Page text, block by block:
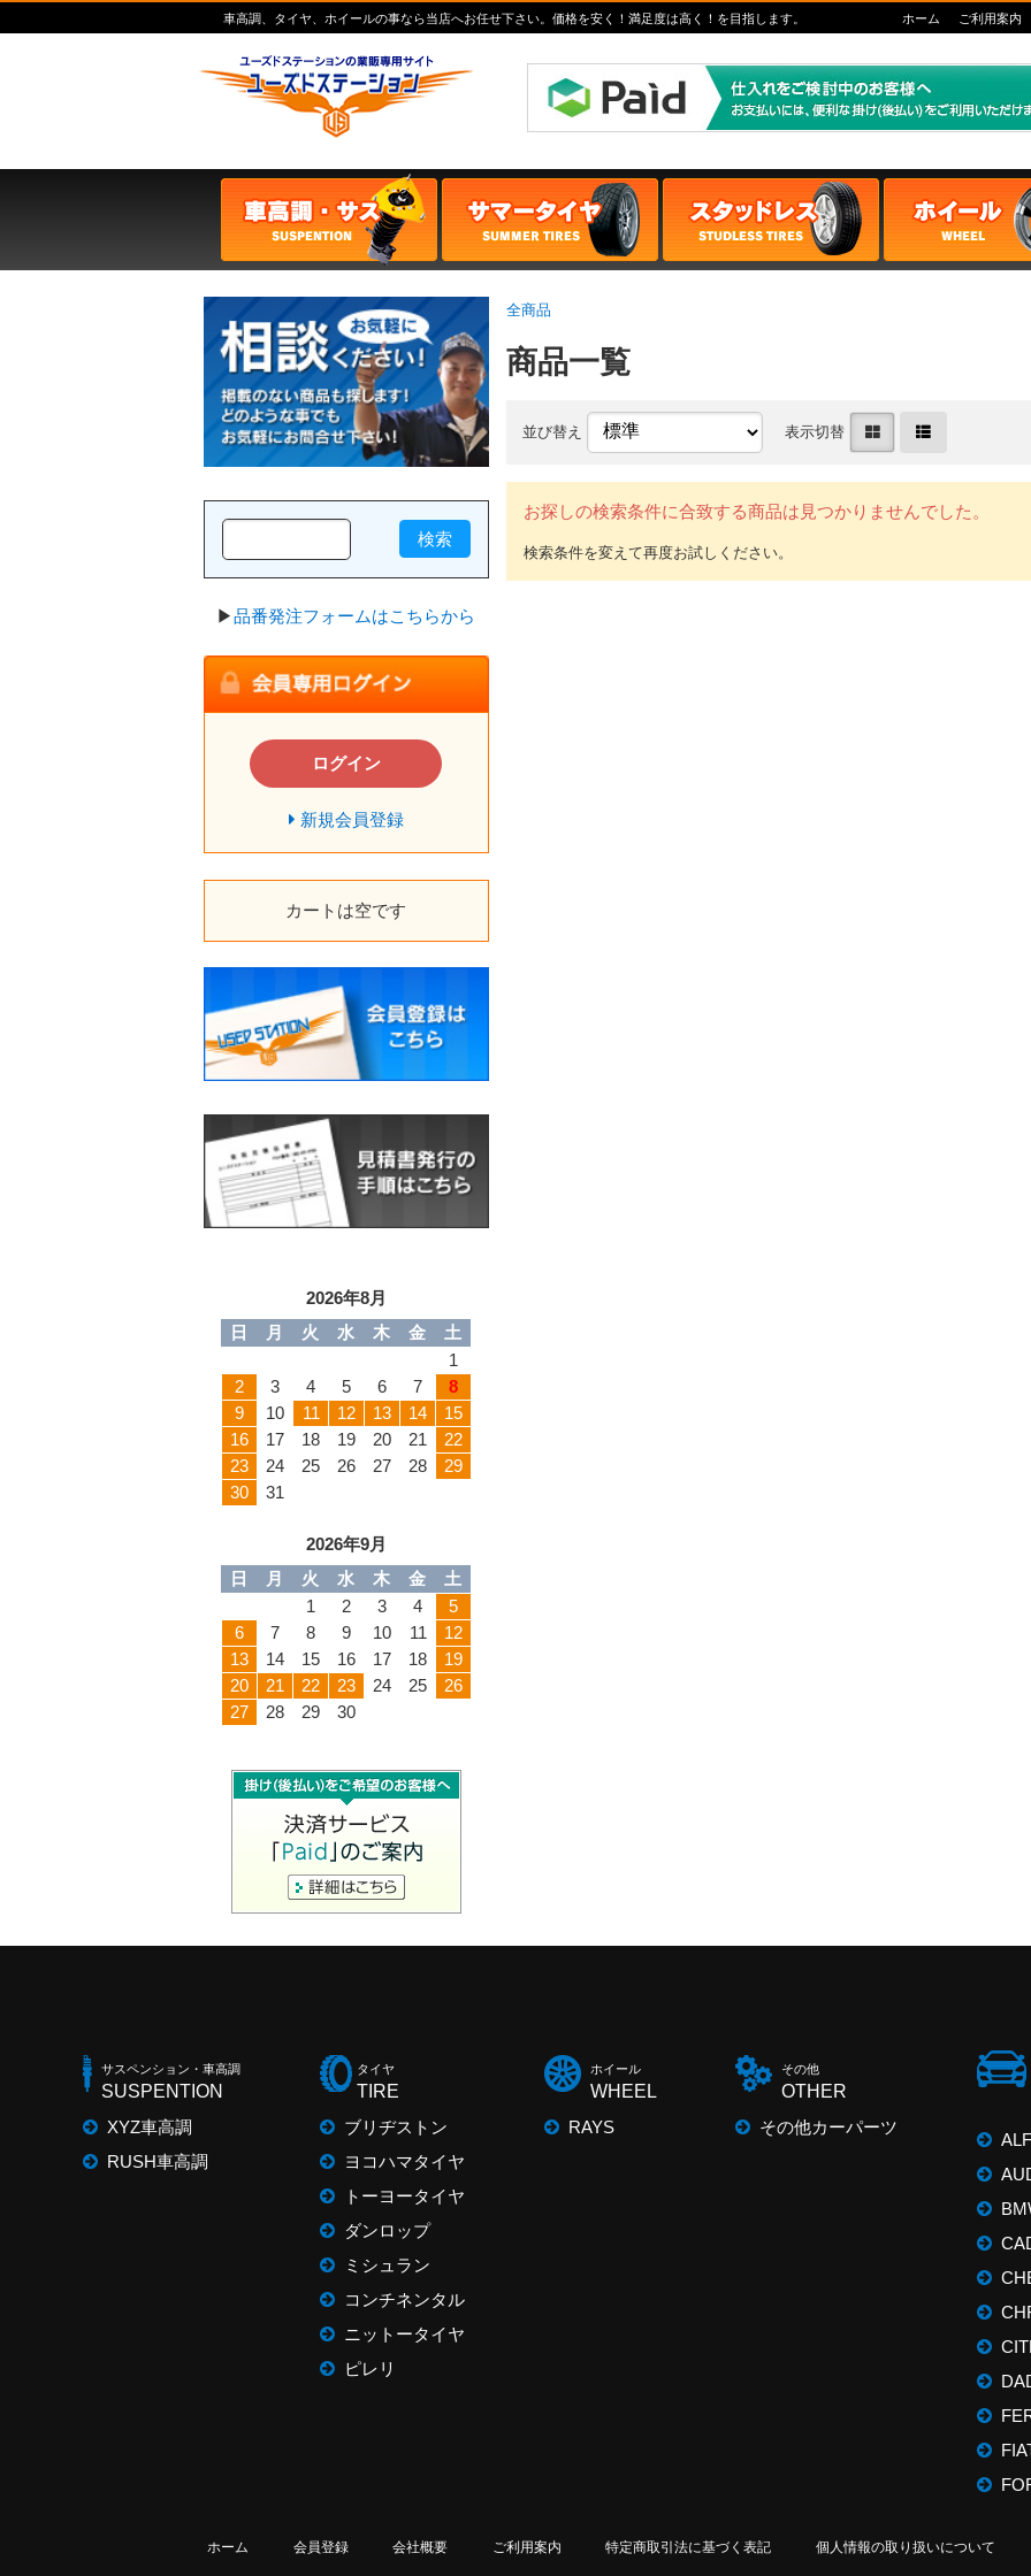
車高調、タイヤ、ホイールの事なら当店へお任せ下さい。価格を安く！満足度は高く！を目指します。 ホーム ご利用案内
全商品
商品一覧
並び替え 表示切替
お探しの検索条件に合致する商品は見つかりませんでした。
検索
▶品番発注フォームはこちらから
ログイン
新規会員登録
カートは空です
2026年8月
日
月 火 水 木 金
土
1
2
3 4 5 6 7
8
9
10 11 12 13 14
15
16
17 18 19 20 21
22
23
24 25 26 27 28
29
30
31
2026年9月
日
月 火 水 木 金
土
1
2 3 4
5
6
7 8 9 10 11
12
13
14 15 16 17 18
19
20
21 22 23 24 25
26
27
28 29 30
サスペンション・車高調
SUSPENTION
XYZ車高調
RUSH車高調
タイヤ
TIRE
ブリヂストン
ヨコハマタイヤ
トーヨータイヤ
ダンロップ
ミシュラン
コンチネンタル
ニットータイヤ
ピレリ
ホイール
WHEEL
RAYS
その他
OTHER
その他カーパーツ
ホーム 会員登録 会社概要 ご利用案内 特定商取引法に基づく表記 個人情報の取り扱いについて